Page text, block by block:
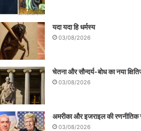
यदा यदा हि धर्मस्य
03/08/2026
चेतना और सौन्दर्य-बोध का नया
03/08/2026
अमरीका और इजराइल की रणनीतिक
03/08/2026